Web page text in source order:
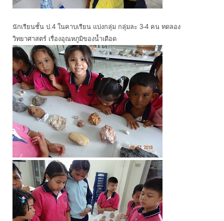
นักเรียนชั้น ป.4 ในคาบเรียน แบ่งกลุ่ม กลุ่มละ 3-4 คน ทดลอง
วิทยาศาสตร์ เรื่องอุณหภูมิของน้ำเดือด